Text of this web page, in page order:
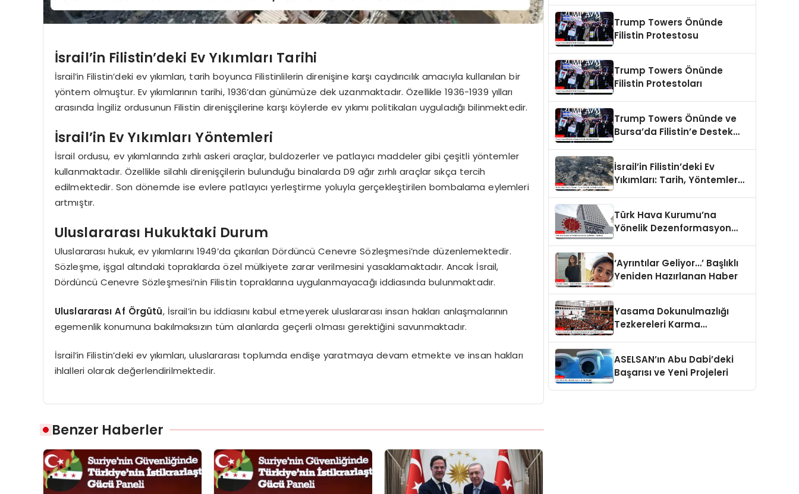
İsrail’in Filistin’deki Ev Yıkımları Tarihi
İsrail’in Filistin’deki ev yıkımları, tarih boyunca Filistinlilerin direnişine karşı caydırıcılık amacıyla kullanılan bir
yöntem olmuştur. Ev yıkımlarının tarihi, 1936’dan günümüze dek uzanmaktadır. Özellikle 1936-1939 yılları
arasında İngiliz ordusunun Filistin direnişçilerine karşı köylerde ev yıkımı politikaları uyguladığı bilinmektedir.
İsrail’in Ev Yıkımları Yöntemleri
İsrail ordusu, ev yıkımlarında zırhlı askeri araçlar, buldozerler ve patlayıcı maddeler gibi çeşitli yöntemler
kullanmaktadır. Özellikle silahlı direnişçilerin bulunduğu binalarda D9 ağır zırhlı araçlar sıkça tercih
edilmektedir. Son dönemde ise evlere patlayıcı yerleştirme yoluyla gerçekleştirilen bombalama eylemleri
artmıştır.
Uluslararası Hukuktaki Durum
Uluslararası hukuk, ev yıkımlarını 1949’da çıkarılan Dördüncü Cenevre Sözleşmesi’nde düzenlemektedir.
Sözleşme, işgal altındaki topraklarda özel mülkiyete zarar verilmesini yasaklamaktadır. Ancak İsrail,
Dördüncü Cenevre Sözleşmesi’nin Filistin topraklarına uygulanmayacağı iddiasında bulunmaktadır.
Uluslararası Af Örgütü, İsrail’in bu iddiasını kabul etmeyerek uluslararası insan hakları anlaşmalarının
egemenlik konumuna bakılmaksızın tüm alanlarda geçerli olması gerektiğini savunmaktadır.
İsrail’in Filistin’deki ev yıkımları, uluslararası toplumda endişe yaratmaya devam etmekte ve insan hakları
ihlalleri olarak değerlendirilmektedir.
Benzer Haberler
Trump Towers Önünde
Filistin Protestosu
Trump Towers Önünde
Filistin Protestoları
Trump Towers Önünde ve
Bursa’da Filistin’e Destek
İsrail’in Filistin’deki Ev
Yıkımları: Tarih, Yöntemler
Türk Hava Kurumu’na
Yönelik Dezenformasyon
‘Ayrıntılar Geliyor…’ Başlıklı
Yeniden Hazırlanan Haber
Yasama Dokunulmazlığı
Tezkereleri Karma
ASELSAN’ın Abu Dabi’deki
Başarısı ve Yeni Projeleri